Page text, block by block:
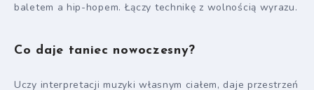
baletem a hip-hopem. Łączy technikę z wolnością wyrazu.
Co daje taniec nowoczesny?
Uczy interpretacji muzyki własnym ciałem, daje przestrzeń